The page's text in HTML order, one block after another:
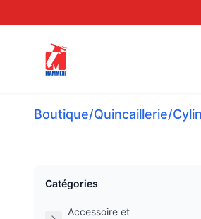
Boutique/Quincaillerie/
Catégories
Accessoire et